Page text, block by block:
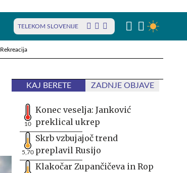
Rekreacija
TELEKOM SLOVENIJE
KAJ BERETE ZADNJE OBJAVE
10
Konec veselja: Janković
preklical ukrep
5,70
Skrb vzbujajoč trend
preplavil Rusijo
Klakočar Zupančičeva in Rop